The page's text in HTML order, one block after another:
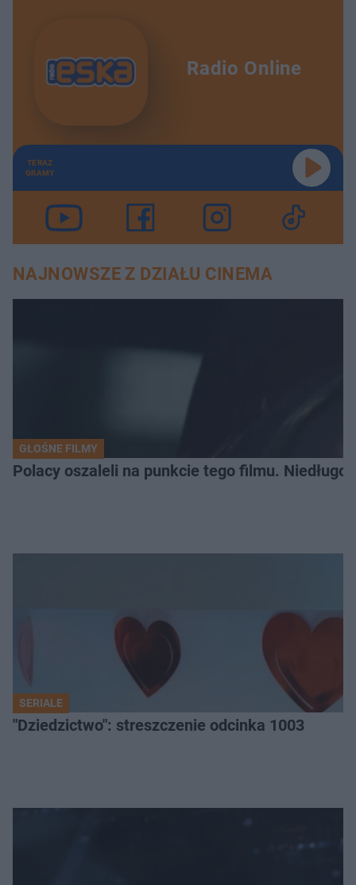
Radio Online
TERAZ
GRAMY
NAJNOWSZE Z DZIAŁU CINEMA
GŁOŚNE FILMY
Polacy oszaleli na punkcie tego filmu. Niedługo
SERIALE
"Dziedzictwo": streszczenie odcinka 1003